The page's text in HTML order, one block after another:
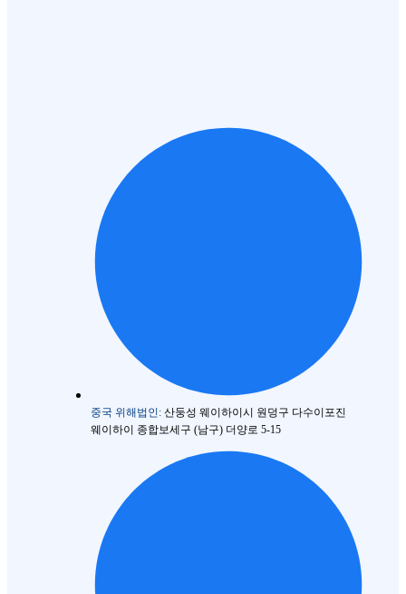
중국 위해법인: 산둥성 웨이하이시 원덩구 다수이포진
웨이하이 종합보세구 (남구) 더양로 5-15